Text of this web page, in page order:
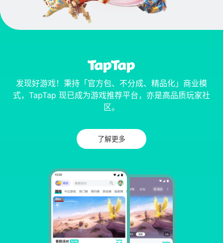
发现好游戏！秉持「官方包、不分成、精品化」商业模
式，TapTap 现已成为游戏推荐平台，亦是高品质玩家社
区。
了解更多